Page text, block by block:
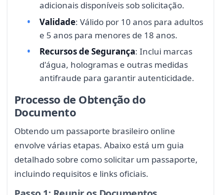
adicionais disponíveis sob solicitação.
Validade: Válido por 10 anos para adultos
e 5 anos para menores de 18 anos.
Recursos de Segurança: Inclui marcas
d'água, hologramas e outras medidas
antifraude para garantir autenticidade.
Processo de Obtenção do
Documento
Obtendo um passaporte brasileiro online
envolve várias etapas. Abaixo está um guia
detalhado sobre como solicitar um passaporte,
incluindo requisitos e links oficiais.